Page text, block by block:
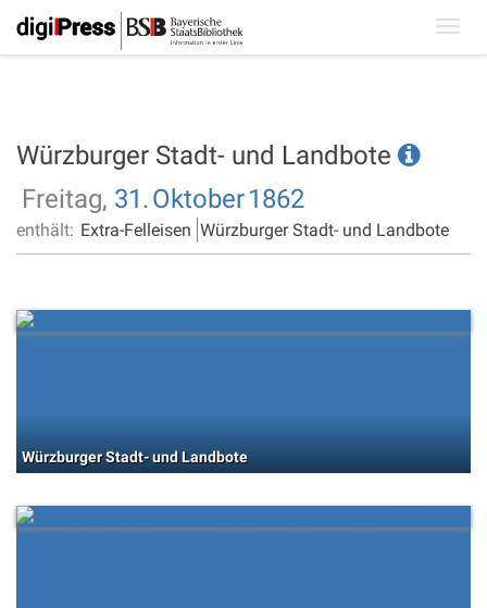
Würzburger Stadt- und Landbote
Freitag, 31.Oktober1862
enthält: Extra-Felleisen Würzburger Stadt- und Landbote
Würzburger Stadt- und Landbote